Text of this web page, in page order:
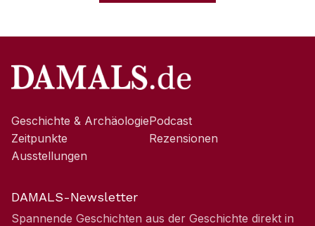
Geschichte & Archäologie
Zeitpunkte
Ausstellungen
Podcast
Rezensionen
DAMALS-Newsletter
Spannende Geschichten aus der Geschichte direkt in